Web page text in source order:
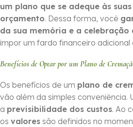
um plano que se adeque às
orçamento. Dessa forma, você
da sua memória e a celebração
impor um fardo financeiro adicional
Benefícios de Optar por um Plano de
Os benefícios de um plano de
vão além da simples conveniência.
a previsibilidade dos custos. Ao
os valores são definidos no